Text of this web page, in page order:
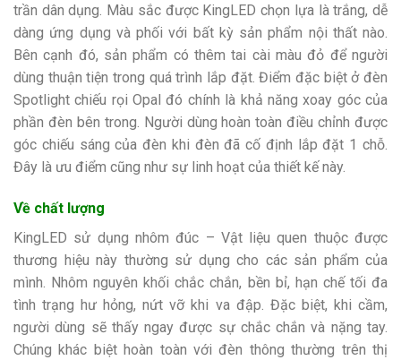
trần dân dụng. Màu sắc được KingLED chọn lựa là trắng, dễ
dàng ứng dụng và phối với bất kỳ sản phẩm nội thất nào.
Bên cạnh đó, sản phẩm có thêm tai cài màu đỏ để người
dùng thuận tiện trong quá trình lắp đặt. Điểm đặc biệt ở đèn
Spotlight chiếu rọi Opal đó chính là khả năng xoay góc của
phần đèn bên trong. Người dùng hoàn toàn điều chỉnh được
góc chiếu sáng của đèn khi đèn đã cố định lắp đặt 1 chỗ.
Đây là ưu điểm cũng như sự linh hoạt của thiết kế này.
Về chất lượng
KingLED sử dụng nhôm đúc – Vật liệu quen thuộc được
thương hiệu này thường sử dụng cho các sản phẩm của
mình. Nhôm nguyên khối chắc chắn, bền bỉ, hạn chế tối đa
tình trạng hư hỏng, nứt vỡ khi va đập. Đặc biệt, khi cầm,
người dùng sẽ thấy ngay được sự chắc chắn và nặng tay.
Chúng khác biệt hoàn toàn với đèn thông thường trên thị